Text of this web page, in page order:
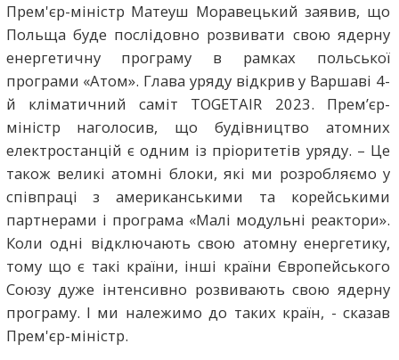
Прем'єр-міністр Матеуш Моравецький заявив, що
Польща буде послідовно розвивати свою ядерну
енергетичну програму в рамках польської
програми «Атом». Глава уряду відкрив у Варшаві 4-
й кліматичний саміт TOGETAIR 2023. Прем’єр-
міністр наголосив, що будівництво атомних
електростанцій є одним із пріоритетів уряду. – Це
також великі атомні блоки, які ми розробляємо у
співпраці з американськими та корейськими
партнерами і програма «Малі модульні реактори».
Коли одні відключають свою атомну енергетику,
тому що є такі країни, інші країни Європейського
Союзу дуже інтенсивно розвивають свою ядерну
програму. І ми належимо до таких країн, - сказав
Прем'єр-міністр.